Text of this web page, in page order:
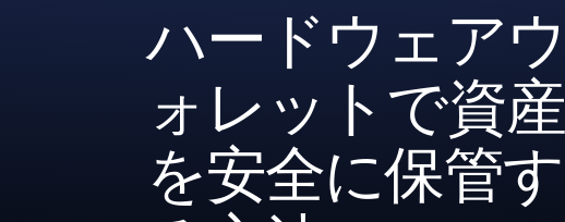
ハードウェアウ
ォレットで資産
を安全に保管す